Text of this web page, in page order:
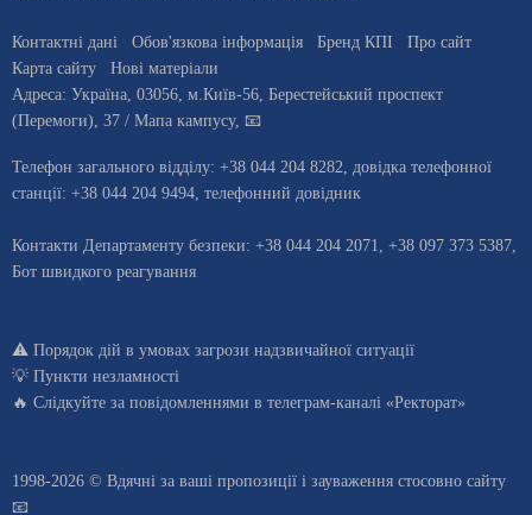
Контактні дані Обов'язкова інформація Бренд КПІ
Про сайт
Карта сайту
Нові матеріали
Адреса: Україна, 03056, м.Київ-56, Берестейський проспект
(Перемоги), 37 / Мапа кампусу, 📧
Телефон загального відділу: +38 044 204 8282, довiдка телефонної
станцiї: +38 044 204 9494, телефонний довідник
Контакти Департаменту безпеки: +38 044 204 2071, +38 097 373 5387,
Бот швидкого реагування
⚠️ Порядок дій в умовах загрози надзвичайної ситуації
💡 Пункти незламності
🔥 Слідкуйте за повідомленнями в телеграм-каналі «Ректорат»
1998-2026 © Вдячні за ваші пропозиції і зауваження стосовно сайту
📧